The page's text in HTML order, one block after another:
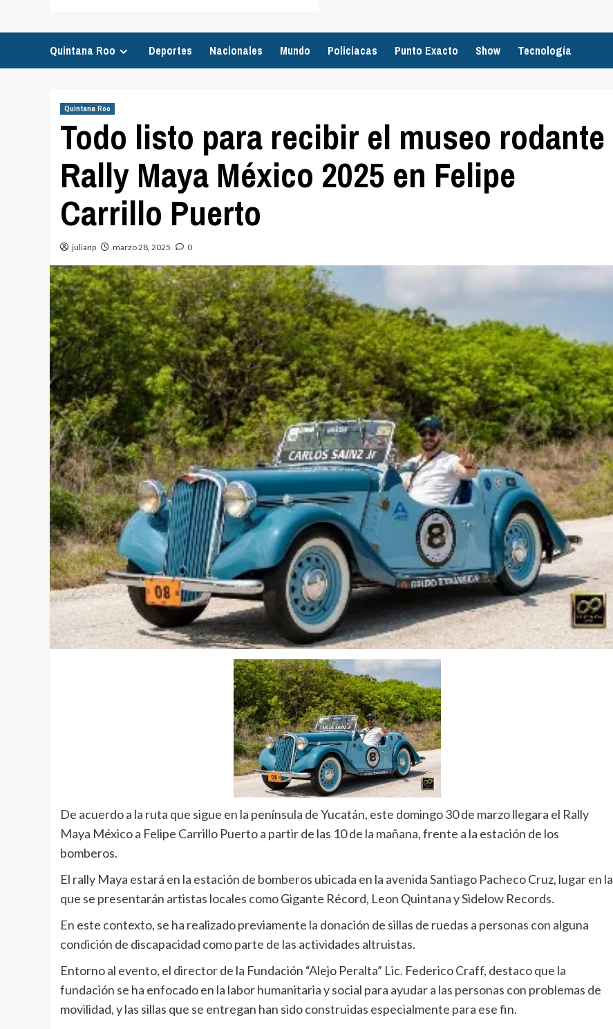
Quintana Roo Deportes Nacionales Mundo Policiacas Punto Exacto Show Tecnología
Quintana Roo
Todo listo para recibir el museo rodante
Rally Maya México 2025 en Felipe
Carrillo Puerto
julianp marzo 28, 2025 0
De acuerdo a la ruta que sigue en la península de Yucatán, este domingo 30 de marzo llegara el Rally
Maya México a Felipe Carrillo Puerto a partir de las 10 de la mañana, frente a la estación de los
bomberos.
El rally Maya estará en la estación de bomberos ubicada en la avenida Santiago Pacheco Cruz, lugar en la
que se presentarán artistas locales como Gigante Récord, Leon Quintana y Sidelow Records.
En este contexto, se ha realizado previamente la donación de sillas de ruedas a personas con alguna
condición de discapacidad como parte de las actividades altruistas.
Entorno al evento, el director de la Fundación “Alejo Peralta” Lic. Federico Craff, destaco que la
fundación se ha enfocado en la labor humanitaria y social para ayudar a las personas con problemas de
movilidad, y las sillas que se entregan han sido construidas especialmente para ese fin.